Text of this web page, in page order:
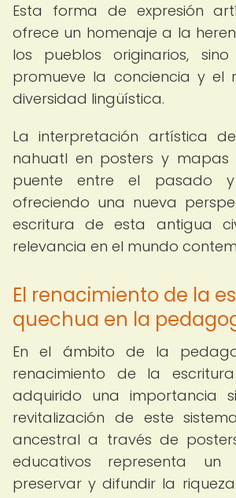
Esta forma de expresión
ofrece un homenaje a la
los pueblos originarios,
promueve la conciencia y el
diversidad lingüística.
La interpretación artística
nahuatl en posters y mapas
puente entre el pasado
ofreciendo una nueva
escritura de esta antigua
relevancia en el mundo
El renacimiento de la
quechua en la
En el ámbito de la
renacimiento de la
adquirido una importancia
revitalización de este
ancestral a través de
educativos representa un
preservar y difundir la